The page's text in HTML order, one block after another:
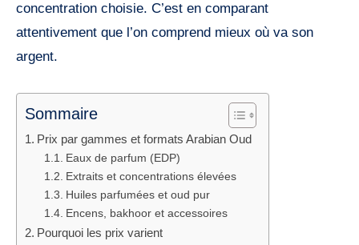
concentration choisie. C’est en comparant
attentivement que l’on comprend mieux où va son
argent.
Sommaire
Prix par gammes et formats Arabian Oud
Eaux de parfum (EDP)
Extraits et concentrations élevées
Huiles parfumées et oud pur
Encens, bakhoor et accessoires
Pourquoi les prix varient